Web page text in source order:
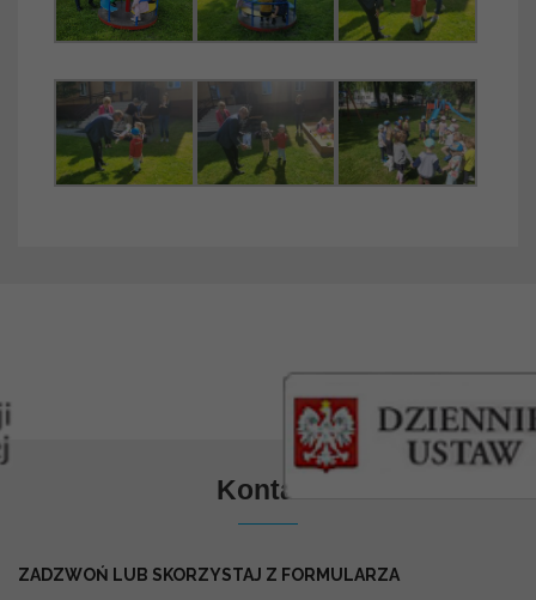
Kontakt
ZADZWOŃ LUB SKORZYSTAJ Z FORMULARZA